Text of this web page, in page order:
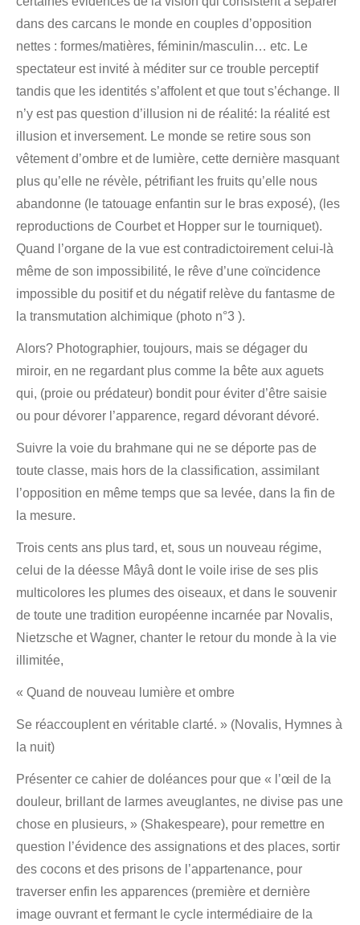
dans des carcans le monde en couples d’opposition
nettes : formes/matières, féminin/masculin… etc. Le
spectateur est invité à méditer sur ce trouble perceptif
tandis que les identités s’affolent et que tout s’échange. Il
n’y est pas question d’illusion ni de réalité: la réalité est
illusion et inversement. Le monde se retire sous son
vêtement d’ombre et de lumière, cette dernière masquant
plus qu’elle ne révèle, pétrifiant les fruits qu’elle nous
abandonne (le tatouage enfantin sur le bras exposé), (les
reproductions de Courbet et Hopper sur le tourniquet).
Quand l’organe de la vue est contradictoirement celui-là
même de son impossibilité, le rêve d’une coïncidence
impossible du positif et du négatif relève du fantasme de
la transmutation alchimique (photo n°3 ).
Alors? Photographier, toujours, mais se dégager du
miroir, en ne regardant plus comme la bête aux aguets
qui, (proie ou prédateur) bondit pour éviter d’être saisie
ou pour dévorer l’apparence, regard dévorant dévoré.
Suivre la voie du brahmane qui ne se déporte pas de
toute classe, mais hors de la classification, assimilant
l’opposition en même temps que sa levée, dans la fin de
la mesure.
Trois cents ans plus tard, et, sous un nouveau régime,
celui de la déesse Mâyâ dont le voile irise de ses plis
multicolores les plumes des oiseaux, et dans le souvenir
de toute une tradition européenne incarnée par Novalis,
Nietzsche et Wagner, chanter le retour du monde à la vie
illimitée,
« Quand de nouveau lumière et ombre
Se réaccouplent en véritable clarté. » (Novalis, Hymnes à
la nuit)
Présenter ce cahier de doléances pour que « l’œil de la
douleur, brillant de larmes aveuglantes, ne divise pas une
chose en plusieurs, » (Shakespeare), pour remettre en
question l’évidence des assignations et des places, sortir
des cocons et des prisons de l’appartenance, pour
traverser enfin les apparences (première et dernière
image ouvrant et fermant le cycle intermédiaire de la